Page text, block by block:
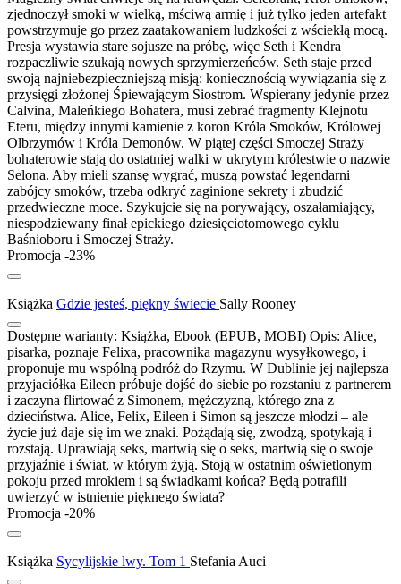
zjednoczył smoki w wielką, mściwą armię i już tylko jeden artefakt
powstrzymuje go przez zaatakowaniem ludzkości z wściekłą mocą.
Presja wystawia stare sojusze na próbę, więc Seth i Kendra
rozpaczliwie szukają nowych sprzymierzeńców. Seth staje przed
swoją najniebezpieczniejszą misją: koniecznością wywiązania się z
przysięgi złożonej Śpiewającym Siostrom. Wspierany jedynie przez
Calvina, Maleńkiego Bohatera, musi zebrać fragmenty Klejnotu
Eteru, między innymi kamienie z koron Króla Smoków, Królowej
Olbrzymów i Króla Demonów. W piątej części Smoczej Straży
bohaterowie stają do ostatniej walki w ukrytym królestwie o nazwie
Selona. Aby mieli szansę wygrać, muszą powstać legendarni
zabójcy smoków, trzeba odkryć zaginione sekrety i zbudzić
przedwieczne moce. Szykujcie się na porywający, oszałamiający,
niespodziewany finał epickiego dziesięciotomowego cyklu
Baśnioboru i Smoczej Straży.
Promocja -23%
Książka Gdzie jesteś, piękny świecie Sally Rooney
Dostępne warianty: Książka, Ebook (EPUB, MOBI) Opis: Alice,
pisarka, poznaje Felixa, pracownika magazynu wysyłkowego, i
proponuje mu wspólną podróż do Rzymu. W Dublinie jej najlepsza
przyjaciółka Eileen próbuje dojść do siebie po rozstaniu z partnerem
i zaczyna flirtować z Simonem, mężczyzną, którego zna z
dzieciństwa. Alice, Felix, Eileen i Simon są jeszcze młodzi – ale
życie już daje się im we znaki. Pożądają się, zwodzą, spotykają i
rozstają. Uprawiają seks, martwią się o seks, martwią się o swoje
przyjaźnie i świat, w którym żyją. Stoją w ostatnim oświetlonym
pokoju przed mrokiem i są świadkami końca? Będą potrafili
uwierzyć w istnienie pięknego świata?
Promocja -20%
Książka Sycylijskie lwy. Tom 1 Stefania Auci